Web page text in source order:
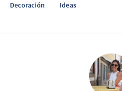
Decoración Ideas